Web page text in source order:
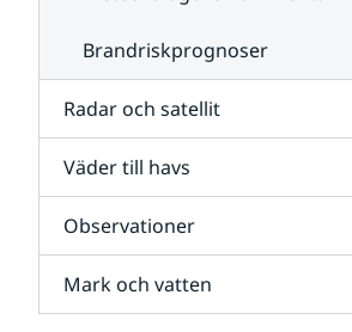
Brandriskprognoser
Radar och satellit
Väder till havs
Observationer
Mark och vatten